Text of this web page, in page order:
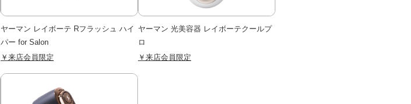
ヤーマン レイボーテ Rフラッシュ ハイ
パー for Salon
￥来店会員限定
ヤーマン 光美容器 レイボーテクールプ
ロ
￥来店会員限定